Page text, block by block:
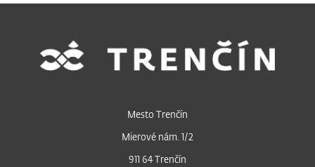
Mesto Trenčín
Mierové nám. 1/2
911 64 Trenčín